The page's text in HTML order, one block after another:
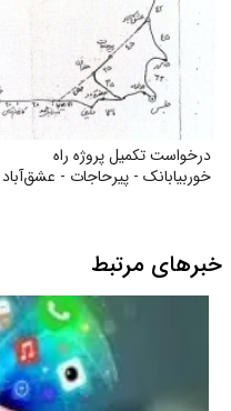
درخواست تکمیل پروژه راه
خوربیابانک - پیرحاجات - عشق‌آباد
خبرهای مرتبط